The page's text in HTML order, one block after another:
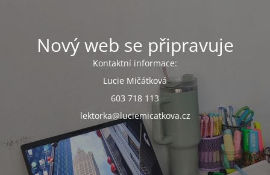
Nový web se připravuje
Kontaktní informace:
Lucie Mičátková
603 718 113
lektorka@luciemicatkova.cz